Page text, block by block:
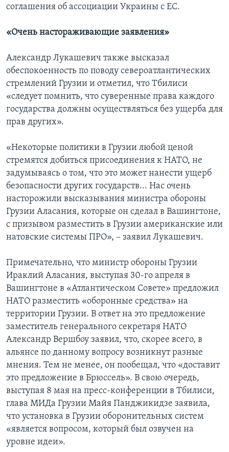
соглашения об ассоциации Украины с ЕС.
«Очень настораживающие заявления»
Александр Лукашевич также высказал
обеспокоенность по поводу североатлантических
стремлений Грузии и отметил, что Тбилиси
«следует помнить, что суверенные права каждого
государства должны осуществляться без ущерба для
прав других».
«Некоторые политики в Грузии любой ценой
стремятся добиться присоединения к НАТО, не
задумываясь о том, что это может нанести ущерб
безопасности других государств... Нас очень
насторожили высказывания министра обороны
Грузии Аласания, которые он сделал в Вашингтоне,
с призывом разместить в Грузии американские или
натовские системы ПРО», – заявил Лукашевич.
Примечательно, что министр обороны Грузии
Ираклий Аласания, выступая 30-го апреля в
Вашингтоне в «Атлантическом Совете» предложил
НАТО разместить «оборонные средства» на
территории Грузии. В ответ на это предложение
заместитель генерального секретаря НАТО
Александр Вершбоу заявил, что, скорее всего, в
альянсе по данному вопросу возникнут разные
мнения. Тем не менее, он пообещал, что «доставит
это предложение в Брюссель». В свою очередь,
выступая 8 мая на пресс-конференции в Тбилиси,
глава МИДа Грузии Майя Панджикидзе заявила,
что установка в Грузии оборонительных систем
«является вопросом, который был озвучен на
уровне идеи».